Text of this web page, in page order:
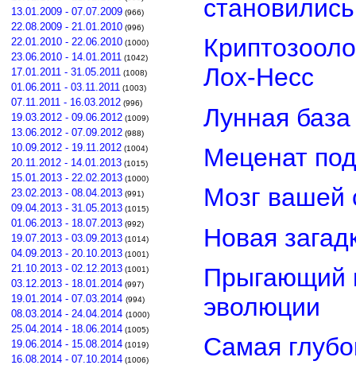
13.01.2009 - 07.07.2009 (966)
22.08.2009 - 21.01.2010 (996)
22.01.2010 - 22.06.2010 (1000)
23.06.2010 - 14.01.2011 (1042)
17.01.2011 - 31.05.2011 (1008)
01.06.2011 - 03.11.2011 (1003)
07.11.2011 - 16.03.2012 (996)
19.03.2012 - 09.06.2012 (1009)
13.06.2012 - 07.09.2012 (988)
10.09.2012 - 19.11.2012 (1004)
20.11.2012 - 14.01.2013 (1015)
15.01.2013 - 22.02.2013 (1000)
23.02.2013 - 08.04.2013 (991)
09.04.2013 - 31.05.2013 (1015)
01.06.2013 - 18.07.2013 (992)
19.07.2013 - 03.09.2013 (1014)
04.09.2013 - 20.10.2013 (1001)
21.10.2013 - 02.12.2013 (1001)
03.12.2013 - 18.01.2014 (997)
19.01.2014 - 07.03.2014 (994)
08.03.2014 - 24.04.2014 (1000)
25.04.2014 - 18.06.2014 (1005)
19.06.2014 - 15.08.2014 (1019)
16.08.2014 - 07.10.2014 (1006)
Лох-Несс
Лунная
Меценат
Мозг вашей
Новая
Прыгающий
эволюции
Самая